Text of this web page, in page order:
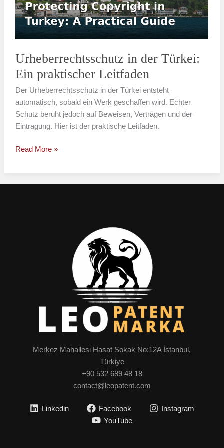
Urheberrechtsschutz in der Türkei:
Ein praktischer Leitfaden
Der Urheberrechtsschutz in der Türkei entsteht
automatisch, sobald ein Werk geschaffen wird. Echter
Schutz beruht jedoch auf Beweisen, Verträgen und der
Eintragung. Hier ist der praktische Leitfaden.
praktischer
Leitfaden
Read More »
Merkez Mahallesi Hasat Sokak No:12A İstanbul,
Türkiye
+90 532 689 48 18
contact@leopatent.com
Linkedin Facebook
Instagram
YouTube